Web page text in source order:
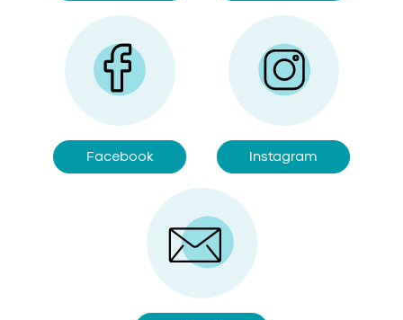
Facebook Instagram